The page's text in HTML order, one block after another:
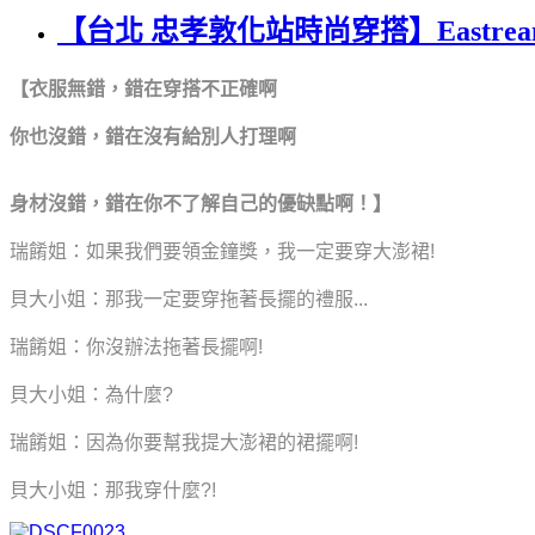
【台北 忠孝敦化站時尚穿搭】
【衣服無錯，錯在穿搭不正確啊
你也沒錯，錯在沒有給別人打理啊
身材沒錯，錯在你不了解自己的優缺點啊！ 】
瑞餚姐：如果我們要領金鐘獎，我一定要穿大澎裙!
貝大小姐：那我一定要穿拖著長擺的禮服...
瑞餚姐：你沒辦法拖著長擺啊!
貝大小姐：為什麼?
瑞餚姐：因為你要幫我提大澎裙的裙擺啊!
貝大小姐：那我穿什麼?!